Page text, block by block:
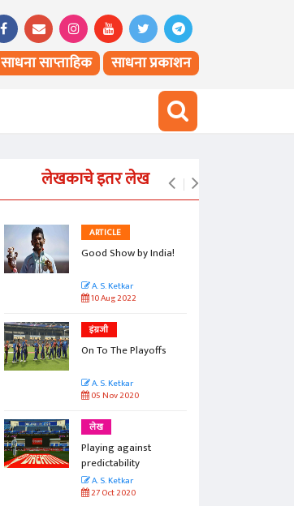
साधना साप्ताहिक साधना प्रकाशन
लेखकाचे इतर लेख
ARTICLE
Good Show by India!
A. S. Ketkar
10 Aug 2022
इंग्रजी
On To The Playoffs
A. S. Ketkar
05 Nov 2020
लेख
Playing against
predictability
A. S. Ketkar
27 Oct 2020